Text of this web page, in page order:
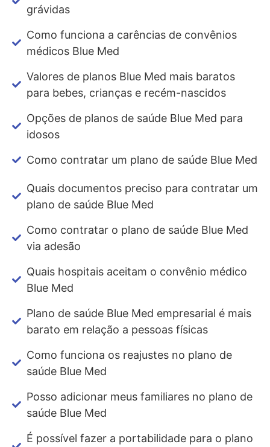
grávidas
Como funciona a carências de convênios
médicos Blue Med
Valores de planos Blue Med mais baratos
para bebes, crianças e recém-nascidos
Opções de planos de saúde Blue Med para
idosos
Como contratar um plano de saúde Blue Med
Quais documentos preciso para contratar um
plano de saúde Blue Med
Como contratar o plano de saúde Blue Med
via adesão
Quais hospitais aceitam o convênio médico
Blue Med
Plano de saúde Blue Med empresarial é mais
barato em relação a pessoas físicas
Como funciona os reajustes no plano de
saúde Blue Med
Posso adicionar meus familiares no plano de
saúde Blue Med
É possível fazer a portabilidade para o plano